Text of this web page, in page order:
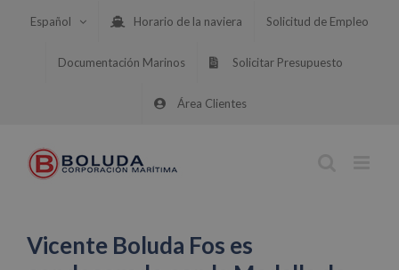
Español Horario de la naviera Solicitud de Empleo
Documentación Marinos Solicitar Presupuesto
Área Clientes
Vicente Boluda Fos es